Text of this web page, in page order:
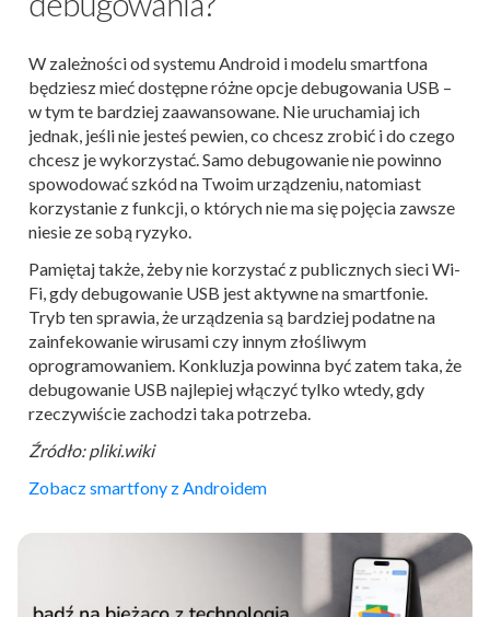
W zależności od systemu Android i modelu smartfona
będziesz mieć dostępne różne opcje debugowania USB –
w tym te bardziej zaawansowane. Nie uruchamiaj ich
jednak, jeśli nie jesteś pewien, co chcesz zrobić i do czego
chcesz je wykorzystać. Samo debugowanie nie powinno
spowodować szkód na Twoim urządzeniu, natomiast
korzystanie z funkcji, o których nie ma się pojęcia zawsze
niesie ze sobą ryzyko.
Pamiętaj także, żeby nie korzystać z publicznych sieci Wi-
Fi, gdy debugowanie USB jest aktywne na smartfonie.
Tryb ten sprawia, że urządzenia są bardziej podatne na
zainfekowanie wirusami czy innym złośliwym
oprogramowaniem. Konkluzja powinna być zatem taka, że
debugowanie USB najlepiej włączyć tylko wtedy, gdy
rzeczywiście zachodzi taka potrzeba.
Źródło: pliki.wiki
Zobacz smartfony z Androidem